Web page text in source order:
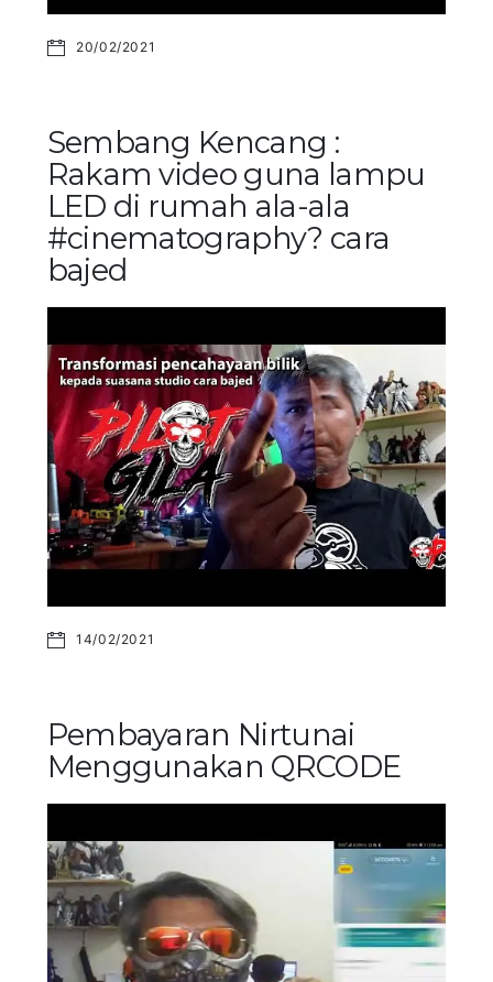
20/02/2021
Sembang Kencang :
Rakam video guna lampu
LED di rumah ala-ala
#cinematography? cara
bajed
14/02/2021
Pembayaran Nirtunai
Menggunakan QRCODE